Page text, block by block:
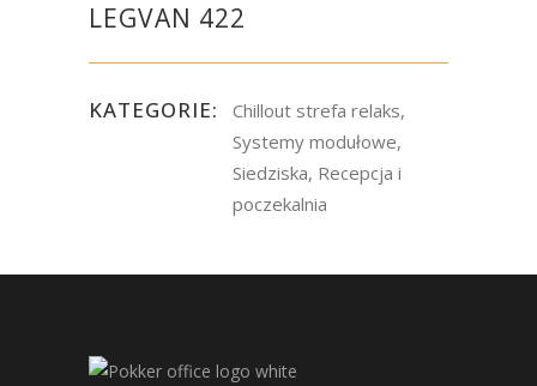
LEGVAN 422
KATEGORIE:
Chillout strefa relaks,
Systemy modułowe,
Siedziska, Recepcja i
poczekalnia